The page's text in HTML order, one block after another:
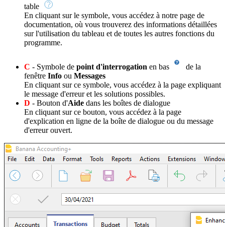
table
En cliquant sur le symbole, vous accédez à notre page de
documentation, où vous trouverez des informations détaillées
sur l'utilisation du tableau et de toutes les autres fonctions du
programme.
C - Symbole de point d'interrogation en bas
de la
fenêtre Info ou Messages
En cliquant sur ce symbole, vous accédez à la page expliquant
le message d'erreur et les solutions possibles.
D - Bouton d'Aide dans les boîtes de dialogue
En cliquant sur ce bouton, vous accédez à la page
d'explication en ligne de la boîte de dialogue ou du message
d'erreur ouvert.